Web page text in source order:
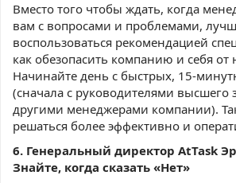
Вместо того чтобы ждать, когда
вам с вопросами и проблемами,
воспользоваться рекомендацией
как обезопасить компанию и себя от
Начинайте день с быстрых, 15-
(сначала с руководителями высшего
другими менеджерами компании).
решаться более эффективно и
6. Генеральный директор AtTask
Знайте, когда сказать «Нет»